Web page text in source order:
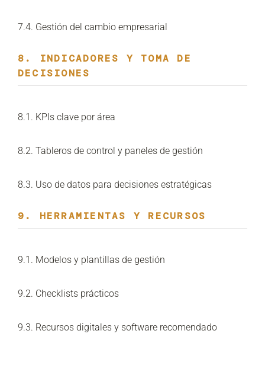
7.4. Gestión del cambio empresarial
8. INDICADORES Y TOMA DE
DECISIONES
8.1. KPIs clave por área
8.2. Tableros de control y paneles de gestión
8.3. Uso de datos para decisiones estratégicas
9. HERRAMIENTAS Y RECURSOS
9.1. Modelos y plantillas de gestión
9.2. Checklists prácticos
9.3. Recursos digitales y software recomendado